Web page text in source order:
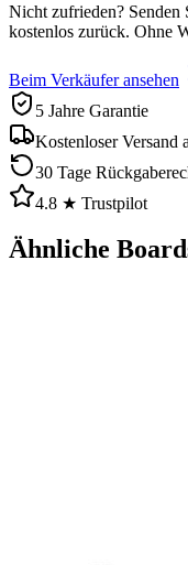
Nicht zufrieden? Senden
kostenlos zurück. Ohne
Beim Verkäufer ansehen
5 Jahre Garantie
Kostenloser Versand
30 Tage
4.8 ★ Trustpilot
Ähnliche